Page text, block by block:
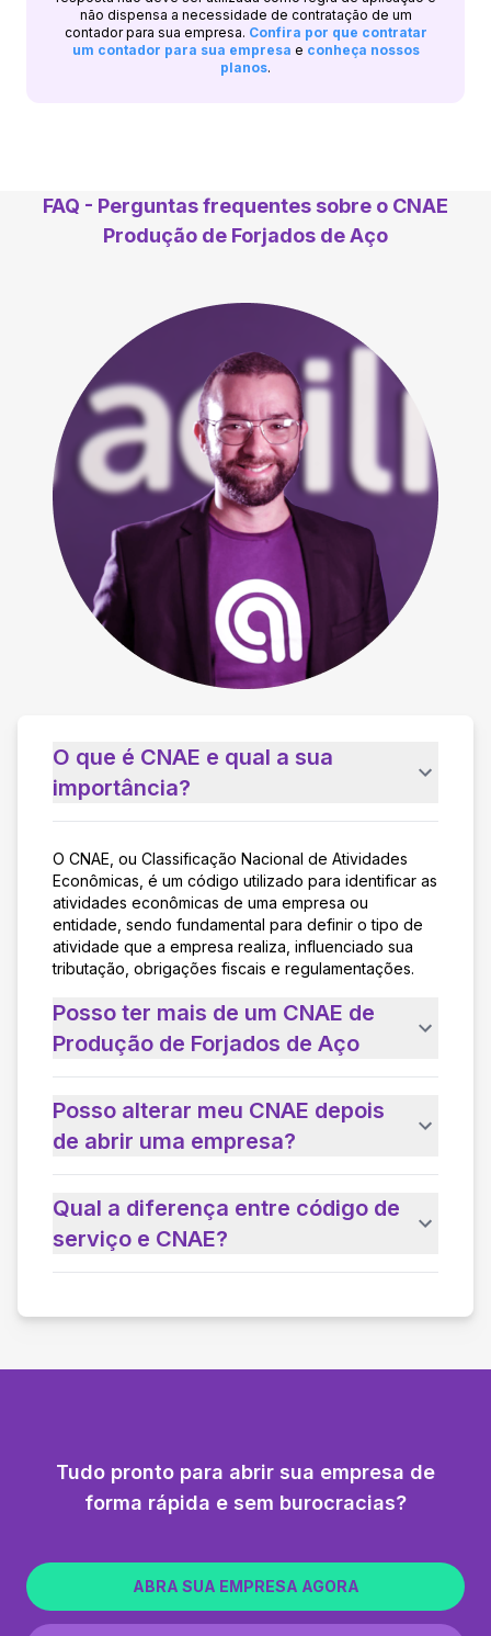
não dispensa a necessidade de contratação de um
contador para sua empresa. Confira por que contratar
um contador para sua empresa e conheça nossos
planos.
FAQ - Perguntas frequentes sobre o CNAE
Produção de Forjados de Aço
O que é CNAE e qual a sua
importância?
O CNAE, ou Classificação Nacional de Atividades
Econômicas, é um código utilizado para identificar as
atividades econômicas de uma empresa ou
entidade, sendo fundamental para definir o tipo de
atividade que a empresa realiza, influenciado sua
tributação, obrigações fiscais e regulamentações.
Posso ter mais de um CNAE de
Produção de Forjados de Aço
Posso alterar meu CNAE depois
de abrir uma empresa?
Qual a diferença entre código de
serviço e CNAE?
Tudo pronto para abrir sua empresa de
forma rápida e sem burocracias?
ABRA SUA EMPRESA AGORA